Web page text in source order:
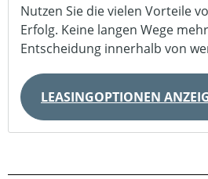
Nutzen Sie die vielen Vorteile
Erfolg. Keine langen Wege
Entscheidung innerhalb von
LEASINGOPTIONEN